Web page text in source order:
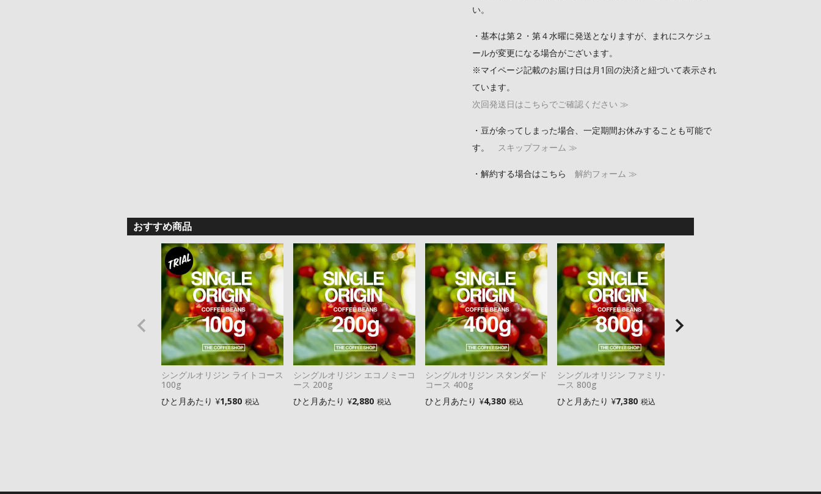
い。
・基本は第２・第４水曜に発送となりますが、まれにスケジュ
ールが変更になる場合がございます。
※マイページ記載のお届け日は月1回の決済と紐づいて表示され
ています。
次回発送日はこちらでご確認ください ≫
・豆が余ってしまった場合、一定期間お休みすることも可能で
す。
スキップフォーム ≫
・解約する場合はこちら 解約フォーム ≫
おすすめ商品
シングルオリジン ライトコース
100g
ひと月あたり ¥1,580 税込
シングルオリジン エコノミーコ
ース 200g
ひと月あたり ¥2,880 税込
シングルオリジン スタンダード
コース 400g
ひと月あたり ¥4,380 税込
シングルオリジン ファミリーコ
ース 800g
ひと月あたり ¥7,380 税込